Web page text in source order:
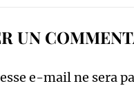
UN
e-mail ne sera